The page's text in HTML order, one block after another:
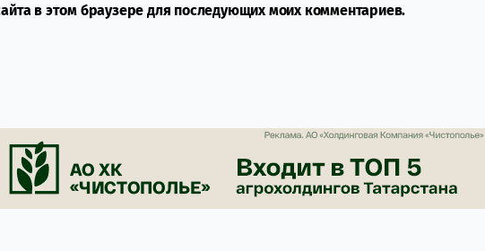
в этом браузере для последующих моих комментариев.